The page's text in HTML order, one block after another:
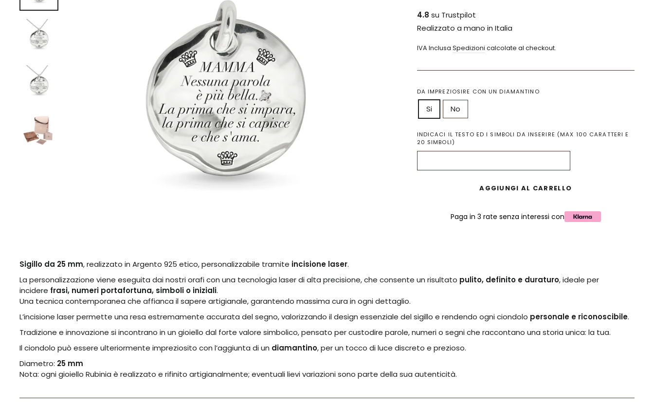
4.8 su Trustpilot
Realizzato a mano in Italia
IVA Inclusa Spedizioni calcolate al checkout.
DA IMPREZIOSIRE CON UN DIAMANTINO
Si No
INDICACI IL TESTO ED I SIMBOLI DA INSERIRE (MAX 100 CARATTERI E
20 SIMBOLI)
AGGIUNGI AL CARRELLO
Paga in 3 rate senza interessi con
Sigillo da 25 mm, realizzato in Argento 925 etico, personalizzabile tramite incisione laser.
La personalizzazione viene eseguita dai nostri orafi con una tecnologia laser di alta precisione, che consente un risultato pulito, definito e duraturo, ideale per
incidere frasi, numeri portafortuna, simboli o iniziali.
Una tecnica contemporanea che affianca il sapere artigianale, garantendo massima cura in ogni dettaglio.
L’incisione laser permette una resa estremamente accurata del segno, valorizzando il design essenziale del sigillo e rendendo ogni ciondolo personale e riconoscibile.
Tradizione e innovazione si incontrano in un gioiello dal forte valore simbolico, pensato per custodire parole, numeri o segni che raccontano una storia unica: la tua.
Il ciondolo può essere ulteriormente impreziosito con l’aggiunta di un diamantino, per un tocco di luce discreto e prezioso.
Diametro: 25 mm
Nota: ogni gioiello Rubinia è realizzato e rifinito artigianalmente; eventuali lievi variazioni sono parte della sua autenticità.